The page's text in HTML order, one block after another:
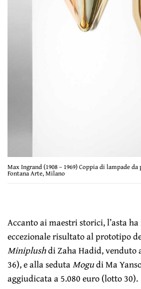
Max Ingrand (1908 – 1969) Coppia di lampade
Fontana Arte, Milano
Accanto ai maestri storici, l’asta
eccezionale risultato al prototipo
Miniplushdi Zaha Hadid, venduto
36), e alla sedutaMogudi Ma
aggiudicata a 5.080 euro (lotto 30).